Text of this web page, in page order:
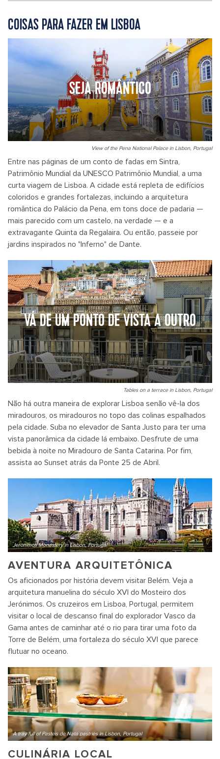
COISAS PARA FAZER EM LISBOA
SEJA ROMÂNTICO
View of the Pena National Palace in Lisbon, Portugal
Entre nas páginas de um conto de fadas em Sintra,
Patrimônio Mundial da UNESCO Patrimônio Mundial, a uma
curta viagem de Lisboa. A cidade está repleta de edifícios
coloridos e grandes fortalezas, incluindo a arquitetura
romântica do Palácio da Pena, em tons doce de padaria —
mais parecido com um castelo, na verdade — e a
extravagante Quinta da Regalaira. Ou então, passeie por
jardins inspirados no "Inferno" de Dante.
VÁ DE UM PONTO DE VISTA A OUTRO
Tables on a terrace in Lisbon, Portugal
Não há outra maneira de explorar Lisboa senão vê-la dos
miradouros, os miradouros no topo das colinas espalhados
pela cidade. Suba no elevador de Santa Justo para ter uma
vista panorâmica da cidade lá embaixo. Desfrute de uma
bebida à noite no Miradouro de Santa Catarina. Por fim,
assista ao Sunset atrás da Ponte 25 de Abril.
Jeronimos Monastery in Lisbon, Portugal
AVENTURA ARQUITETÔNICA
Os aficionados por história devem visitar Belém. Veja a
arquitetura manuelina do século XVI do Mosteiro dos
Jerónimos. Os cruzeiros em Lisboa, Portugal, permitem
visitar o local de descanso final do explorador Vasco da
Gama antes de caminhar até o rio para tirar uma foto da
Torre de Belém, uma fortaleza do século XVI que parece
flutuar no oceano.
A tray full of Pasteis de Nata pastries in Lisbon, Portugal
CULINÁRIA LOCAL